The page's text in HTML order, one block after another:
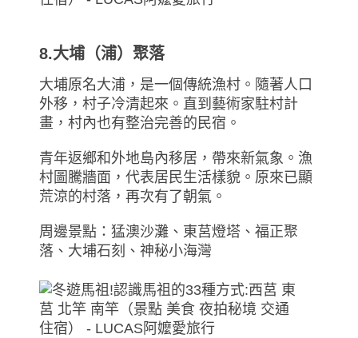
8.大埔（浦）聚落
大埔原名大浦，是一個傳統漁村。隨著人口
外移，村子冷清起來。直到藝術家駐村計
畫，村內也有整治完善的民宿。
青年返鄉和外地島內移居，帶來新氣象。漁
村圖騰牆面，代表居民生活樣貌。原來已顯
荒涼的村落，再次有了朝氣。
周邊景點：猛澳沙灘、東莒燈塔、福正聚
落、大埔石刻、神秘小海灣